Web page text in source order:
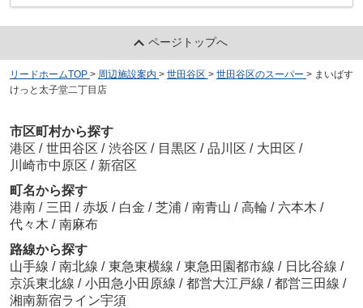
ページトップへ
リードホームTOP > 周辺施設案内 > 世田谷区 > 世田谷区のスーパー > まいばす
けっと太子堂二丁目店
市区町村から探す
港区 / 世田谷区 / 渋谷区 / 目黒区 / 品川区 / 大田区 /
川崎市中原区 / 新宿区
町名から探す
港南 / 三田 / 赤坂 / 白金 / 芝浦 / 南青山 / 高輪 / 六本木 /
代々木 / 南麻布
路線から探す
山手線 / 南北線 / 東急東横線 / 東急田園都市線 / 日比谷線 /
京浜東北線 / 小田急小田原線 / 都営大江戸線 / 都営三田線 /
湘南新宿ライン宇須